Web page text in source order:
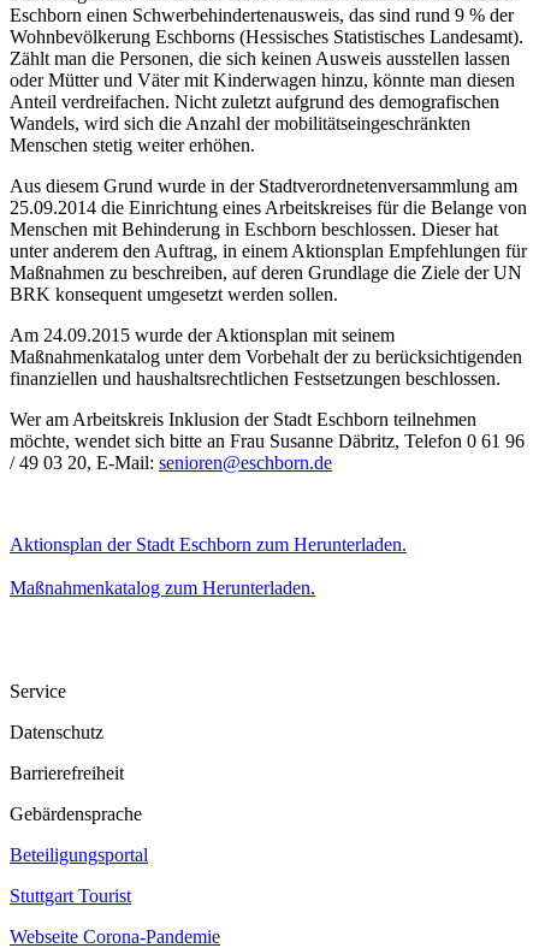
Eschborn einen Schwerbehindertenausweis, das sind rund 9 % der
Wohnbevölkerung Eschborns (Hessisches Statistisches Landesamt).
Zählt man die Personen, die sich keinen Ausweis ausstellen lassen
oder Mütter und Väter mit Kinderwagen hinzu, könnte man diesen
Anteil verdreifachen. Nicht zuletzt aufgrund des demografischen
Wandels, wird sich die Anzahl der mobilitätseingeschränkten
Menschen stetig weiter erhöhen.
Aus diesem Grund wurde in der Stadtverordnetenversammlung am
25.09.2014 die Einrichtung eines Arbeitskreises für die Belange von
Menschen mit Behinderung in Eschborn beschlossen. Dieser hat
unter anderem den Auftrag, in einem Aktionsplan Empfehlungen für
Maßnahmen zu beschreiben, auf deren Grundlage die Ziele der UN
BRK konsequent umgesetzt werden sollen.
Am 24.09.2015 wurde der Aktionsplan mit seinem
Maßnahmenkatalog unter dem Vorbehalt der zu berücksichtigenden
finanziellen und haushaltsrechtlichen Festsetzungen beschlossen.
Wer am Arbeitskreis Inklusion der Stadt Eschborn teilnehmen
möchte, wendet sich bitte an Frau Susanne Däbritz, Telefon 0 61 96
/ 49 03 20, E-Mail: senioren@eschborn.de
Aktionsplan der Stadt Eschborn zum Herunterladen.
Maßnahmenkatalog zum Herunterladen.
Service
Datenschutz
Barrierefreiheit
Gebärdensprache
Beteiligungsportal
Stuttgart Tourist
Webseite Corona‐Pandemie